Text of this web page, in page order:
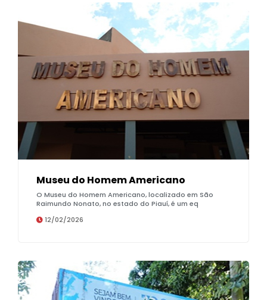
Museu do Homem Americano
O Museu do Homem Americano, localizado em São
Raimundo Nonato, no estado do Piauí, é um eq
12/02/2026